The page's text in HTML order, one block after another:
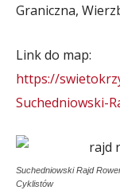
Graniczna,
Link do map:
https://
Suchedniowski-
Suchedniowski Rajd
Cyklistów